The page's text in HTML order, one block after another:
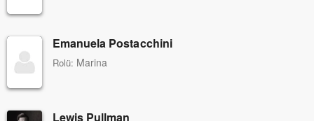
Emanuela Postacchini
Rolü: Marina
Lewis Pullman